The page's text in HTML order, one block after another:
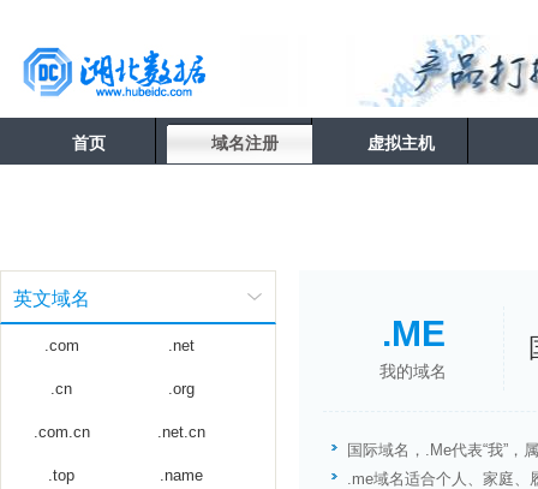
首页 域名注册 虚拟主机
英文域名
.com .net
.cn .org
.com.cn .net.cn
.top .name
.ME
我的域名
国际域名，.Me代表“我”，
.me域名适合个人、家庭、